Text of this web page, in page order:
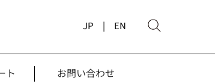
JP | EN
ト お問い合わせ